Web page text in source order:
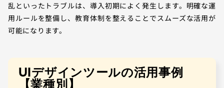
乱といったトラブルは、導入初期によく発生します。明確な運
用ルールを整備し、教育体制を整えることでスムーズな活用が
可能になります。
UIデザインツールの活用事例